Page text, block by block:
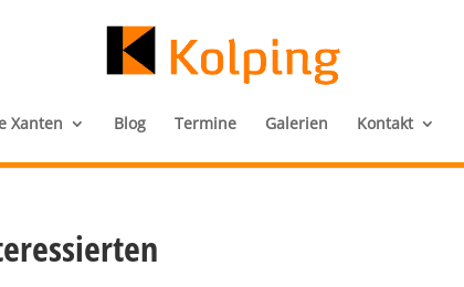
Xanten Blog Termine Galerien Kontakt